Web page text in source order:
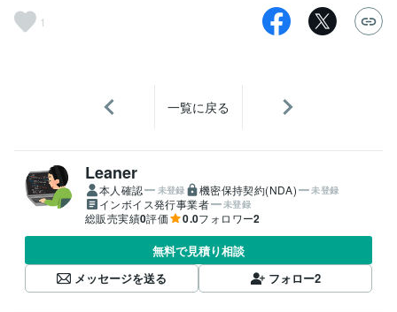
1
一覧に戻る
Leaner
本人確認 未登録 機密保持契約(NDA) 未登録
インボイス発行事業者 未登録
総販売実績0評価 0.0フォロワー2
無料で見積り相談
メッセージを送る
フォロー2